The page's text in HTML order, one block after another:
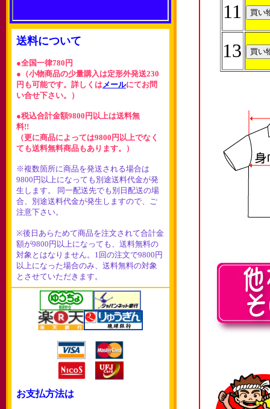
送料について
●全国一律780円
●（小物商品の少量購入は定形外発送230
円も可能です。詳しくはメールにてお問
い合せ下さい。）
●税込合計金額9800円以上は送料無
料!!
（更に商品によっては9800円以上でなく
ても送料無料商品もあります。）
※複数箇所に商品を発送される場合は
9800円以上になっても別途送料代金が発
生します。 同一配送先でも別日配送の場
合、別途送料代金が発生しますので、ご
注意下さい。
※後日あらためて商品を注文されて合計金
額が9800円以上になっても、送料無料の
対象とはなりません。1回の注文で9800円
以上になった場合のみ、送料無料の対象
とさせていただきます。
お支払方法は
11
13